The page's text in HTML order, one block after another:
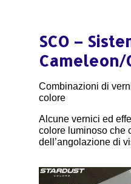
SCO –
Cameleon/
Combinazioni di
colore
Alcune vernici ed
colore luminoso che
dell’angolazione di